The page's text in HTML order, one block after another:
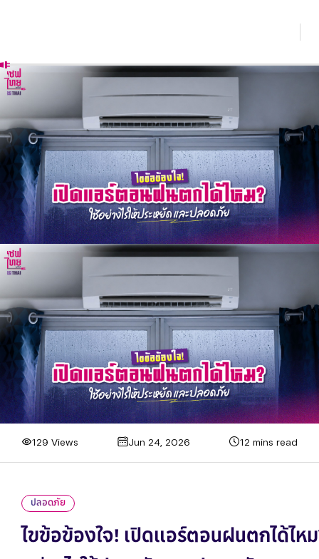
129 Views Jun 24, 2026 12 mins read
ปลอดภัย
ไขข้อข้องใจ! เปิดแอร์ตอนฝนตกได้ไหม